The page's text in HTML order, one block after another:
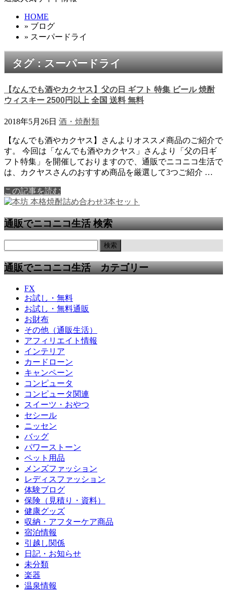
HOME
» ブログ
» スーパードライ
タグ : スーパードライ
【なんでも酒やカクヤス】父の日 ギフト 特集 ビール 焼酎
ウィスキー 2500円以上 全国 送料 無料
2018年5月26日 酒・焼酎類
【なんでも酒やカクヤス】さんよりオススメ商品のご紹介で
す。 今回は「なんでも酒やカクヤス」さんより「父の日ギ
フト特集」を開催しておりますので、通販でニコニコ生活で
は、カクヤスさんのおすすめ商品を厳選して3つご紹介 …
この記事を読む
通販でニコニコ生活 検索
通販でニコニコ生活 カテゴリー
FX
お試し・無料
お試し・無料通販
お財布
その他（通販生活）
アフィリエイト情報
インテリア
カードローン
キャンペーン
コンピュータ
コンピュータ関連
スイーツ・おやつ
セシール
ニッセン
バッグ
パワーストーン
ペット用品
メンズファッション
レディスファッション
体験ブログ
保険（見積り・資料）
健康グッズ
収納・アフターケア商品
宿泊情報
引越し関係
日記・お知らせ
未分類
楽器
温泉情報